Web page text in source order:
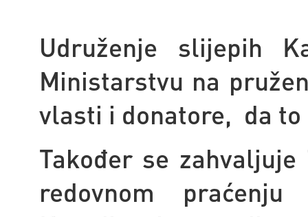
Udruženje slijepih
Ministarstvu na
vlasti i donatore, da to
Također se
redovnom